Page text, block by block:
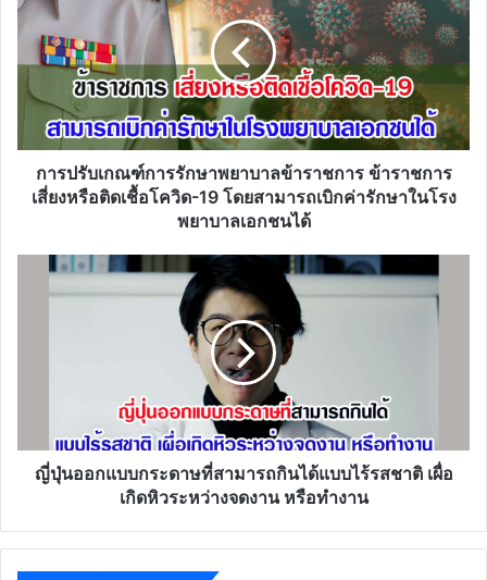
เกณฑ์
การ
รักษา
ข้าราชการ
ข้าราชการ
เสี่ยง
หรือ
ติด
พยาบาล
เอกชน
การปรับเกณฑ์การรักษาพยาบาลข้าราชการ ข้าราชการ
เสี่ยงหรือติดเชื้อโควิด-19 โดยสามารถเบิกค่ารักษาในโรง
พยาบาลเอกชนได้
ไร้
รสชาติ
ญี่ปุ่นออกแบบกระดาษที่สามารถกินได้แบบไร้รสชาติ เผื่อ
เกิดหิวระหว่างจดงาน หรือทำงาน